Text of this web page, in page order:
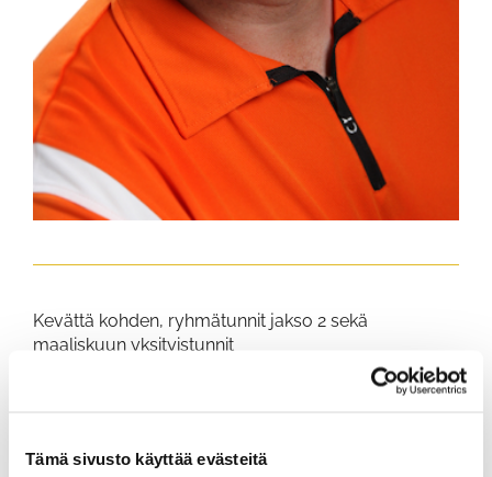
Tämä sivusto käyttää evästeitä
Kevättä kohden, ryhmätunnit jakso 2 sekä
maaliskuun yksityistunnit
Helmikuussa aloitetut ryhmätunnit jatkuvat
26.3.